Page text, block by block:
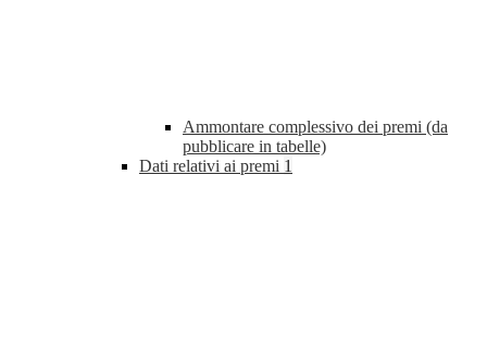
Ammontare complessivo dei premi (da
pubblicare in tabelle)
Dati relativi ai premi 1